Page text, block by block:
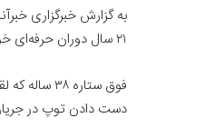
۲۱ سال دوران حرفه‌ای خود به نام خودش زده است.
دست دادن توپ در